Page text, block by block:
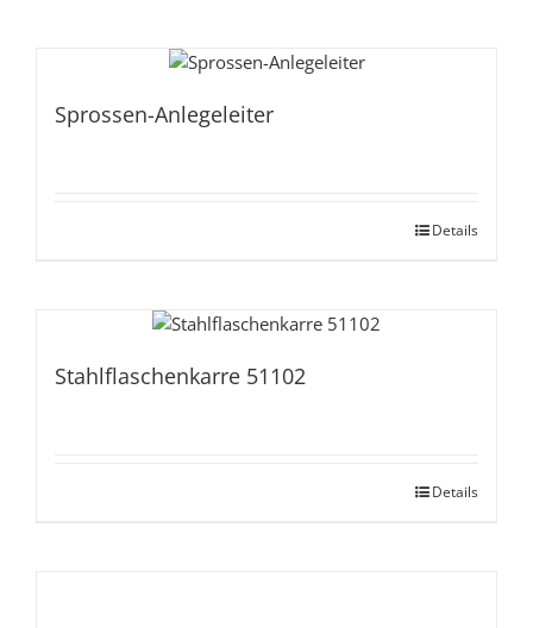
Sprossen-Anlegeleiter
Details
Stahlflaschenkarre 51102
Details